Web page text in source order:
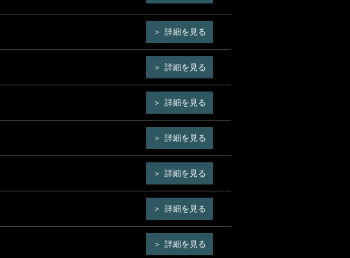
詳細を見る
詳細を見る
詳細を見る
詳細を見る
詳細を見る
詳細を見る
詳細を見る